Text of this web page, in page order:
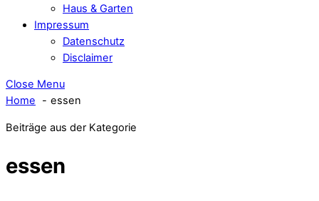
Haus & Garten
Impressum
Datenschutz
Disclaimer
Close Menu
Home
essen
Beiträge aus der Kategorie
essen